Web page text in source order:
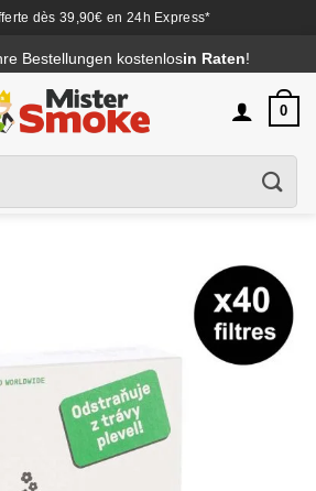
dès 39,90€ en 24h Express*
Bestellungen kostenlosin Raten!
0